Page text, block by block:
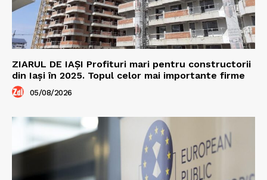
ZIARUL DE IAȘI Profituri mari pentru constructorii
din Iași în 2025. Topul celor mai importante firme
05/08/2026